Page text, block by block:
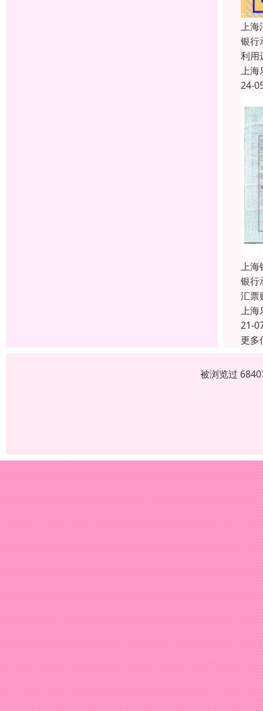
上海
银行
利用
上海
24-
上海
银行
汇票
上海
21-
更多
被浏览过